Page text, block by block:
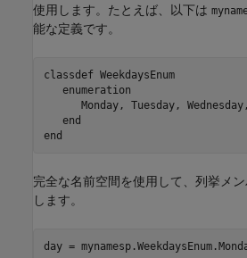
使用します。たとえば、以下は
能な定義です。
classdef WeekdaysEnum
enumeration
Monday, Tuesday,
end
end
完全な名前空間を使用して、列挙メ
します。
day =